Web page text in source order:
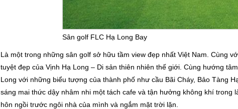
Sân golf FLC Hạ Long Bay
Là một trong những sân golf sở hữu tầm view đẹp nhất Việt Nam. Cùng
tuyệt đẹp của Vịnh Hạ Long – Di sản thiên nhiên thế giới. Cùng hướng
Long với những biểu tượng của thành phố như cầu Bãi Cháy, Bảo Tàng
sáng mai thức dậy nhâm nhi một tách cafe và tận hưởng không khí trong
hôn ngồi trước ngôi nhà của mình và ngắm mặt trời lặn.